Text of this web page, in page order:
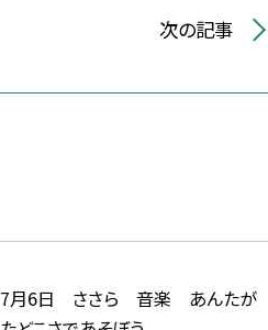
次の記事
7月6日 ささら 音楽 あんたが